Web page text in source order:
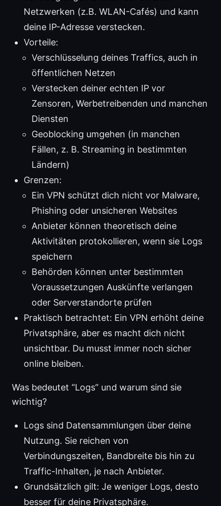
Netzwerken (z.B. WLAN-Cafés) und kann
deine IP-Adresse verstecken.
Vorteile:
Verschlüsselung deines Traffics, auch in
öffentlichen Netzen
Verstecken deiner echten IP vor
Zensoren, Werbetreibenden und manchen
Diensten
Geoblocking umgehen (in manchen
Fällen, z. B. Streaming in bestimmten
Ländern)
Grenzen:
Ein VPN schützt dich nicht vor Malware,
Phishing oder unsicheren Websites
Anbieter können theoretisch deine
Aktivitäten protokollieren, wenn sie Logs
speichern
Behörden können unter bestimmten
Voraussetzungen Auskünfte verlangen
oder Serverstandorte prüfen
Praktisch betrachtet: Ein VPN erhöht deine
Privatsphäre, aber es macht dich nicht
unsichtbar. Du musst immer noch sicher
online bleiben.
Was bedeutet “Logs” und warum sind sie
wichtig?
Logs sind Datensammlungen über deine
Nutzung. Sie reichen von
Verbindungszeiten, Bandbreite bis hin zu
Traffic-Inhalten, je nach Anbieter.
Grundsätzlich gilt: Je weniger Logs, desto
besser für deine Privatsphäre.